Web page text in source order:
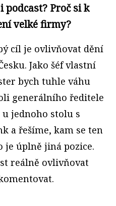
podcast? Proč si k
velké firmy?
cíl je ovlivňovat dění
Jako šéf vlastní
bych tuhle váhu
generálního ředitele
u jednoho stolu s
a řešíme, kam se ten
je úplně jiná pozice.
reálně ovlivňovat